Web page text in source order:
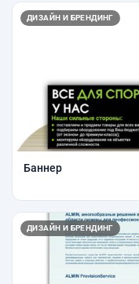
ДИЗАЙН И БРЕНДИНГ
Баннер
ДИЗАЙН И БРЕНДИНГ